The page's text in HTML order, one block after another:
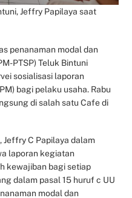
Jeffry Papilaya saat
penanaman modal dan
PTSP) Teluk Bintuni
sosialisasi laporan
bagi pelaku usaha. Rabu
di salah satu Cafe di
Jeffry C Papilaya dalam
laporan kegiatan
kewajiban bagi setiap
dalam pasal 15 huruf c UU
modal dan